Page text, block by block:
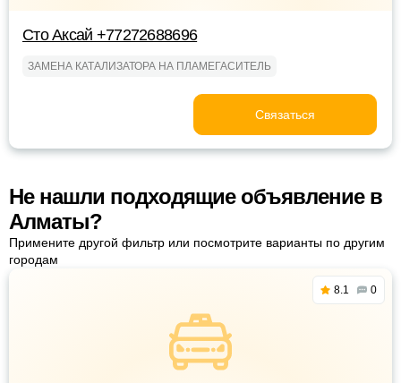
Сто Аксай +77272688696
ЗАМЕНА КАТАЛИЗАТОРА НА ПЛАМЕГАСИТЕЛЬ
Связаться
Не нашли подходящие объявление в
Алматы?
Примените другой фильтр или посмотрите варианты по другим
городам
8.1 0